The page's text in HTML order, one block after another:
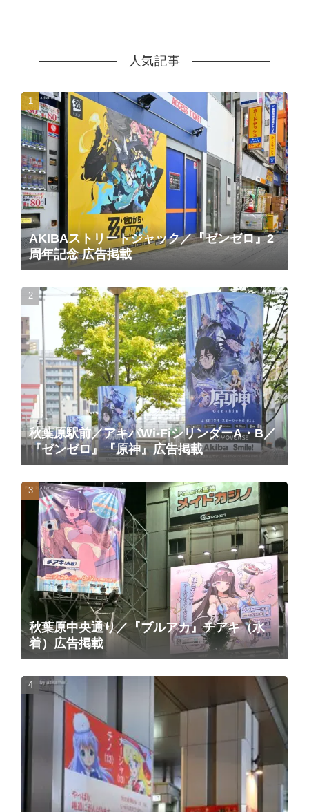
人気記事
AKIBAストリートジャック／『ゼンゼロ』2
周年記念 広告掲載
秋葉原駅前／アキバWi-FiシリンダーA・B／
『ゼンゼロ』『原神』広告掲載
秋葉原中央通り／『ブルアカ』チアキ（水
着）広告掲載